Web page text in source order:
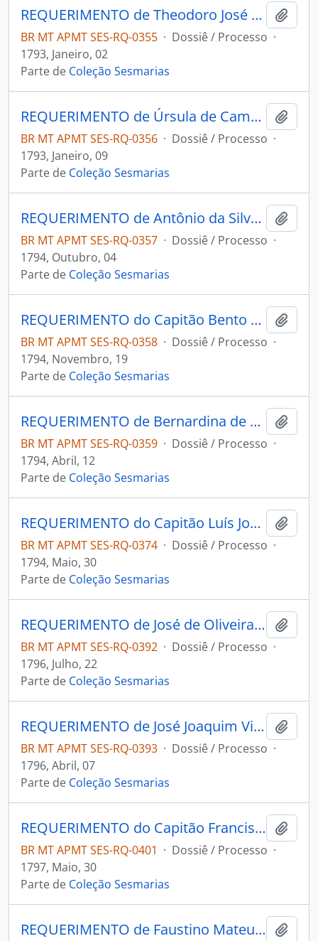
REQUERIMENTO de Theodoro José das Neves ao Governador e Capitão-General da Capitania de Mato Grosso João de Albuquerque de Melo Pereira e Cáceres.
BR MT APMT SES-RQ-0355 · Dossiê / Processo ·
1793, Janeiro, 02
Parte de Coleção Sesmarias
REQUERIMENTO de Úrsula de Campos Rondon ao Governador e Capitão-General da Capitania de Mato Grosso João de Albuquerque de Melo Pereira e Cáceres.
BR MT APMT SES-RQ-0356 · Dossiê / Processo ·
1793, Janeiro, 09
Parte de Coleção Sesmarias
REQUERIMENTO de Antônio da Silva Teixeira ao Governador e Capitão-General da Capitania de Mato Grosso João de Albuquerque de Melo Pereira e Cáceres.
BR MT APMT SES-RQ-0357 · Dossiê / Processo ·
1794, Outubro, 04
Parte de Coleção Sesmarias
REQUERIMENTO do Capitão Bento da Silva Tavares ao Governador e Capitão-General da Capitania de Mato Grosso João de Albuquerque de Melo Pereira e Cáceres.
BR MT APMT SES-RQ-0358 · Dossiê / Processo ·
1794, Novembro, 19
Parte de Coleção Sesmarias
REQUERIMENTO de Bernardina de Sena Neves ao Governador e Capitão-General da Capitania de Mato Grosso João de Albuquerque de Melo Pereira e Cáceres.
BR MT APMT SES-RQ-0359 · Dossiê / Processo ·
1794, Abril, 12
Parte de Coleção Sesmarias
REQUERIMENTO do Capitão Luís José Pinto de Figueiredo ao Governador e Capitão-General da Capitania de Mato Grosso João de Albuquerque de Melo Pereira e Cáceres.
BR MT APMT SES-RQ-0374 · Dossiê / Processo ·
1794, Maio, 30
Parte de Coleção Sesmarias
REQUERIMENTO de José de Oliveira do Espírito Santo à Primeira Junta Governativa Provisória da Capitania de Mato Grosso.
BR MT APMT SES-RQ-0392 · Dossiê / Processo ·
1796, Julho, 22
Parte de Coleção Sesmarias
REQUERIMENTO de José Joaquim Vieira Ramos à Primeira Junta Governativa Provisória da Capitania de Mato Grosso.
BR MT APMT SES-RQ-0393 · Dossiê / Processo ·
1796, Abril, 07
Parte de Coleção Sesmarias
REQUERIMENTO do Capitão Francisco Correia da Costa ao Governador e Capitão-General da Capitania de Mato Grosso Caetano Pinto de Miranda Montenegro.
BR MT APMT SES-RQ-0401 · Dossiê / Processo ·
1797, Maio, 30
Parte de Coleção Sesmarias
REQUERIMENTO de Faustino Mateus [Fernandes] para o Governador e Capitão-General da Capitania de Mato Grosso Caetano Pinto de Miranda e Montenegro.